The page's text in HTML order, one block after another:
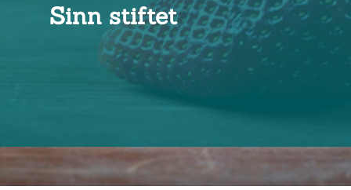
Sinn stiftet